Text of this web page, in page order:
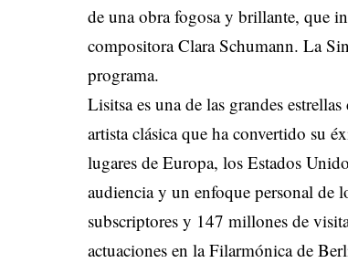
de una obra fogosa y brillante, que
compositora Clara Schumann. La
programa.
Lisitsa es una de las grandes
artista clásica que ha convertido su
lugares de Europa, los Estados
audiencia y un enfoque personal de
subscriptores y 147 millones de
actuaciones en la Filarmónica de